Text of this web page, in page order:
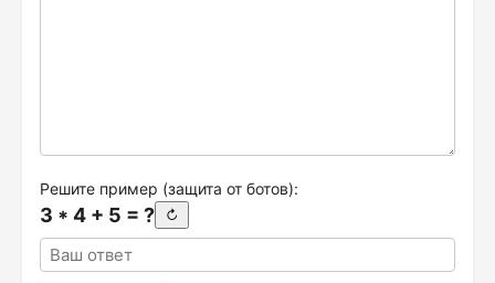
Решите пример (защита от ботов):
3 * 4 + 5 = ? ↻